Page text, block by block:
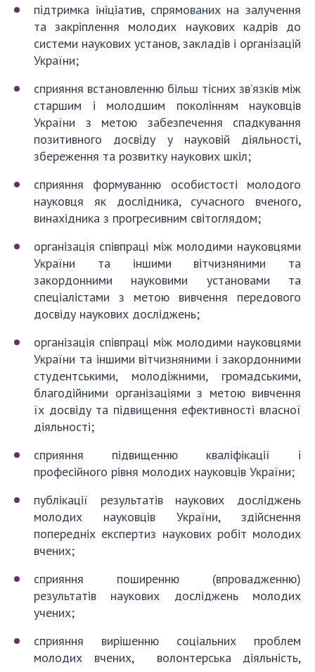
підтримка ініціатив, спрямованих на залучення
та закріплення молодих наукових кадрів до
системи наукових установ, закладів і організацій
України;
сприяння встановленню більш тісних зв’язків між
старшим і молодшим поколінням науковців
України з метою забезпечення спадкування
позитивного досвіду у науковій діяльності,
збереження та розвитку наукових шкіл;
сприяння формуванню особистості молодого
науковця як дослідника, сучасного вченого,
винахідника з прогресивним світоглядом;
організація співпраці між молодими науковцями
України та іншими вітчизняними та
закордонними науковими установами та
спеціалістами з метою вивчення передового
досвіду наукових досліджень;
організація співпраці між молодими науковцями
України та іншими вітчизняними і закордонними
студентськими, молодіжними, громадськими,
благодійними організаціями з метою вивчення
їх досвіду та підвищення ефективності власної
діяльності;
сприяння підвищенню кваліфікації і
професійного рівня молодих науковців України;
публікації результатів наукових досліджень
молодих науковців України, здійснення
попередніх експертиз наукових робіт молодих
вчених;
сприяння поширенню (впровадженню)
результатів наукових досліджень молодих
учених;
сприяння вирішенню соціальних проблем
молодих вчених, волонтерська діяльність,